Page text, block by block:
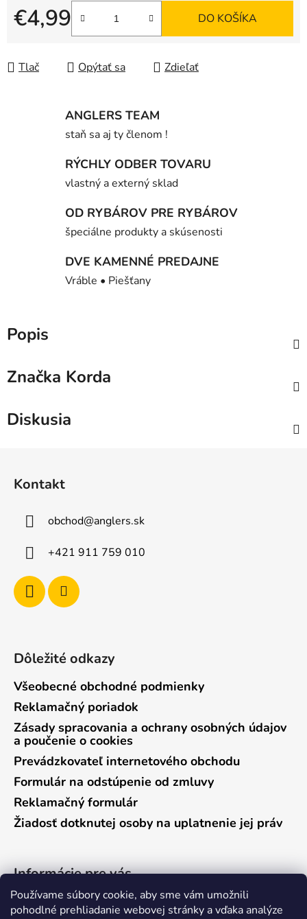
Používame súbory cookie, aby sme vám umožnili
pohodlné prehliadanie webovej stránky a vďaka analýze
€4,99
Jednotková cena:
DO KOŠÍKA
Tlač Opýtať sa Zdieľať
ANGLERS TEAM
staň sa aj ty členom !
RÝCHLY ODBER TOVARU
vlastný a externý sklad
OD RYBÁROV PRE RYBÁROV
špeciálne produkty a skúsenosti
DVE KAMENNÉ PREDAJNE
Vráble • Piešťany
Popis
Značka Korda
Diskusia
Kontakt
obchod@anglers.sk
+421 911 759 010
Dôležité odkazy
Všeobecné obchodné podmienky
Reklamačný poriadok
Zásady spracovania a ochrany osobných údajov
a poučenie o cookies
Prevádzkovateľ internetového obchodu
Formulár na odstúpenie od zmluvy
Reklamačný formulár
Žiadosť dotknutej osoby na uplatnenie jej práv
Informácie pre vás
Predajňa Vráble